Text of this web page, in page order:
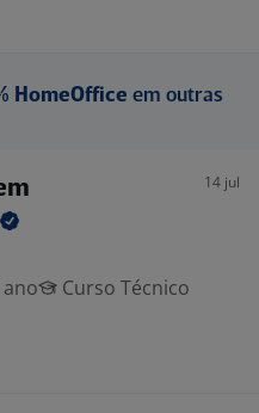
HomeOffice em outras
14 jul
Curso Técnico